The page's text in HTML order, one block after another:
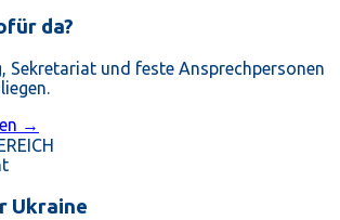
da?
Sekretariat und feste Ansprechpersonen
→
Ukraine